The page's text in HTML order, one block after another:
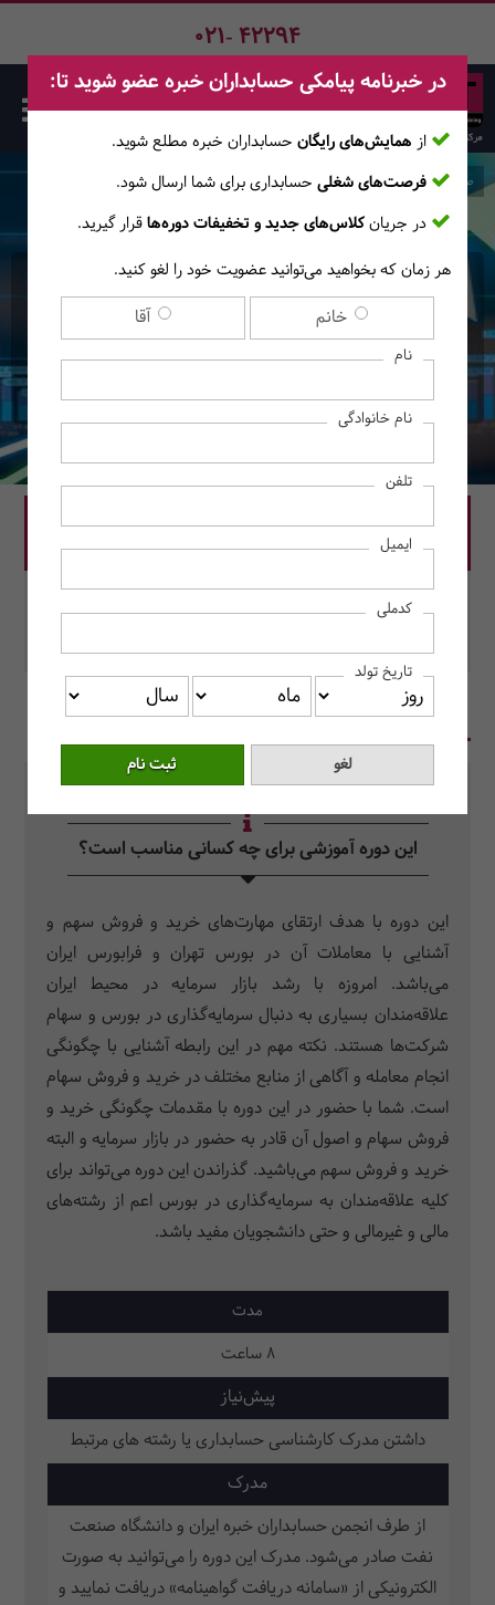
021- 42294
کارگاه آنلاین آموزش معاملات
سهام در بورس
صفحه اصلی دوره‌ها
قیمت دوره: 1,600,000 ریال
در این دوره رزرو کنید.
در یک نگاه سرفصل دروس سوالات متداول
این دوره آموزشی برای چه کسانی مناسب است؟
این دوره با هدف ارتقای مهارت‌های خرید و فروش سهم و
آشنایی با معاملات آن در بورس تهران و فرابورس ایران
می‌باشد. امروزه با رشد بازار سرمایه در محیط ایران
علاقه‌مندان بسیاری به دنبال سرمایه‌گذاری در بورس و سهام
شرکت‌ها هستند. نکته مهم در این رابطه آشنایی با چگونگی
انجام معامله و آگاهی از منابع مختلف در خرید و فروش سهام
است. شما با حضور در این دوره با مقدمات چگونگی خرید و
فروش سهام و اصول آن قادر به حضور در بازار سرمایه و البته
خرید و فروش سهم می‌باشید. گذراندن این دوره می‌تواند برای
کلیه علاقه‌مندان به سرمایه‌گذاری در بورس اعم از رشته‌های
مالی و غیرمالی و حتی دانشجویان مفید باشد.
مدت
8 ساعت
پیش‌نیاز
داشتن مدرک کارشناسی حسابداری یا رشته های مرتبط
مدرک
از طرف انجمن حسابداران خبره ایران و دانشگاه صنعت
نفت صادر می‌شود. مدرک این دوره را می‌توانید به صورت
الکترونیکی از «سامانه دریافت گواهینامه» دریافت نمایید و
در خبرنامه پیامکی حسابداران خبره عضو شوید تا:
از همایش‌های رایگان حسابداران خبره مطلع ‎شوید.
فرصت‌های شغلی حسابداری برای شما ارسال شود.
در جریانکلاس‌های جدید و تخفیفات دوره‌هاقرار گیرید.
هر زمان که بخواهید می‌توانید عضویت خود را لغو کنید.
خانم آقا
نام
نام خانوادگی
تلفن
ایمیل
کدملی
تاریخ تولد